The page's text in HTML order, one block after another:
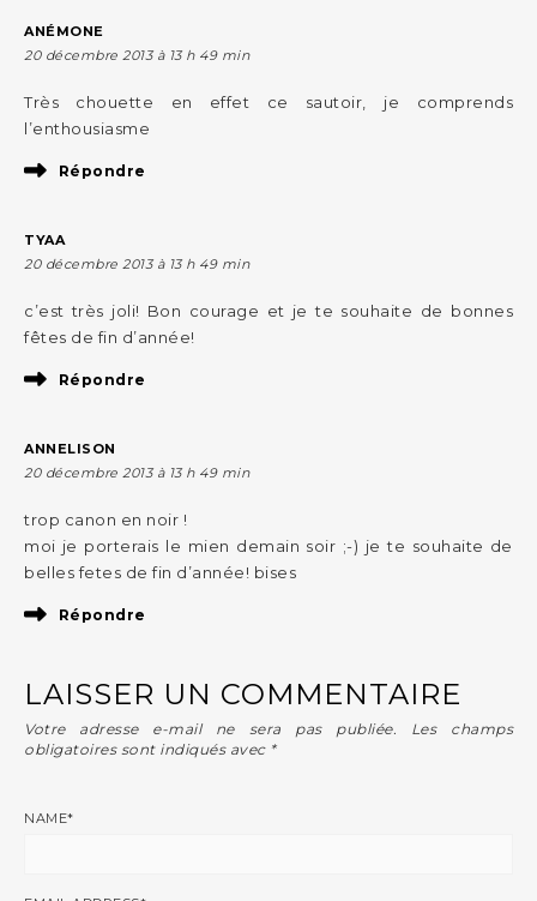
ANÉMONE
20 décembre 2013 à 13 h 49 min
Très chouette en effet ce sautoir, je comprends
l’enthousiasme
Répondre
TYAA
20 décembre 2013 à 13 h 49 min
c’est très joli! Bon courage et je te souhaite de bonnes
fêtes de fin d’année!
Répondre
ANNELISON
20 décembre 2013 à 13 h 49 min
trop canon en noir !
moi je porterais le mien demain soir ;-) je te souhaite de
belles fetes de fin d’année! bises
Répondre
LAISSER UN COMMENTAIRE
Votre adresse e-mail ne sera pas publiée.
Les champs
obligatoires sont indiqués avec *
NAME*